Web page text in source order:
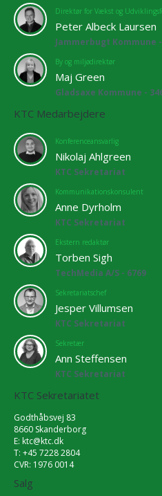
Direktør for Vækst og
Peter Albeck Laursen
Jammerbugt Kommune -
By og miljødirektør
Maj Green
Gladsaxe Kommune -
KTC Medarbejdere
Konferenceansvarlig
Nikolaj Ahlgreen
KTC Sekretariat
Kommunikationskonsulent
Anne Dyrholm
KTC Sekretariat
Ekstern redaktør
Torben Sigh
TechMedia A/S - 6769
Sekretariatschef
Jesper Villumsen
KTC Sekretariat
Sekretær
Ann Steffensen
KTC Sekretariat
KTC Sekretariatet
Godthåbsvej 83
8660 Skanderborg
E: ktc@ktc.dk
T: +45 7228 2804
CVR: 1976 0014
Salg